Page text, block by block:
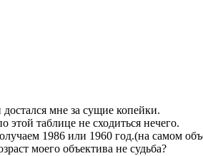
мне за сущие копейки.
таблице не сходиться нечего.
1986 или 1960 год.(на самом
моего объектива не судьба?